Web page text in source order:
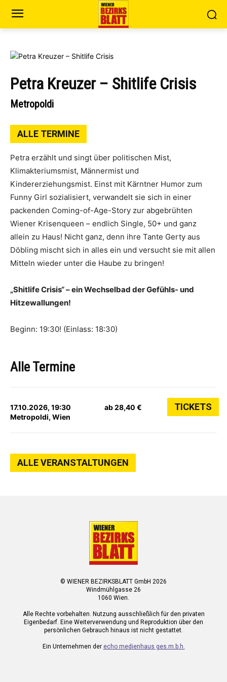
Petra Kreuzer – Shitlife Crisis
Metropoldi
ALLE TERMINE
Petra erzählt und singt über politischen Mist,
Klimakteriumsmist, Männermist und
Kindererziehungsmist. Einst mit Kärntner Humor zum
Funny Girl sozialisiert, verwandelt sie sich in einer
packenden Coming-of-Age-Story zur abgebrühten
Wiener Krisenqueen – endlich Single, 50+ und ganz
allein zu Haus! Nicht ganz, denn ihre Tante Gerty aus
Döbling mischt sich in alles ein und versucht sie mit allen
Mitteln wieder unter die Haube zu bringen!
„Shitlife Crisis“ – ein Wechselbad der Gefühls- und
Hitzewallungen!
Beginn: 19:30! (Einlass: 18:30)
Alle Termine
17.10.2026, 19:30
Metropoldi, Wien
ab 28,40 € TICKETS
ALLE VERANSTALTUNGEN
© WIENER BEZIRKSBLATT GmbH 2026
Windmühlgasse 26
1060 Wien.
Alle Rechte vorbehalten. Nutzung ausschließlich für den privaten
Eigenbedarf. Eine Weiterverwendung und Reproduktion über den
persönlichen Gebrauch hinaus ist nicht gestattet.
Ein Unternehmen der echo medienhaus ges.m.b.h.